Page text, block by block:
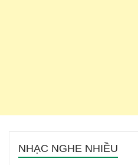
NHẠC NGHE NHIỀU